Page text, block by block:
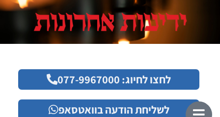
לחצו לחיוג: 077-9967000
לשליחת הודעה בוואטסאפ